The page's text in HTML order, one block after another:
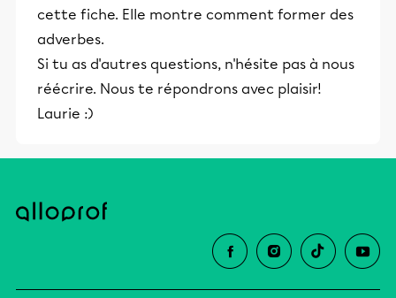
cette fiche. Elle montre comment former des
adverbes.
Si tu as d'autres questions, n'hésite pas à nous
réécrire. Nous te répondrons avec plaisir!
Laurie :)